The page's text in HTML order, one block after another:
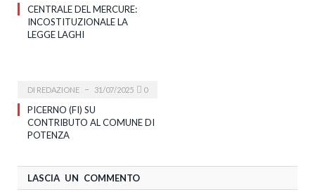
CENTRALE DEL MERCURE:
INCOSTITUZIONALE LA
LEGGE LAGHI
DI REDAZIONE 31/07/2025 0
PICERNO (FI) SU
CONTRIBUTO AL COMUNE DI
POTENZA
LASCIA UN COMMENTO